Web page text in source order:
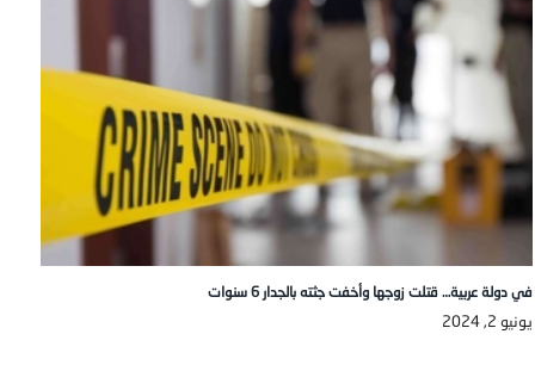
في دولة عربية… قتلت زوجها وأخفت جثته بالجدار 6 سنوات
يونيو 2, 2024